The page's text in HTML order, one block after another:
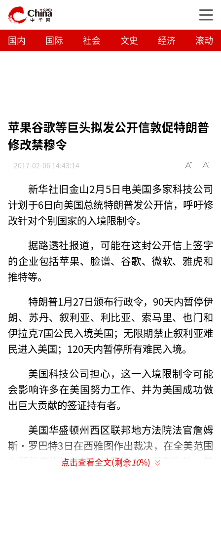
国内 国际 社会 文史 经济 滚动
苹果谷歌等巨头拟发公开信敦促特朗普
修改禁穆令
2017-02-06 14:43:14
新华社旧金山2月5日电美国多家科技公司
计划于6日向美国总统特朗普发公开信，呼吁修
改针对个别国家的入境限制令。
据路透社报道，可能在这封公开信上签字
的企业包括苹果、脸谱、谷歌、微软、雅虎和
推特等。
特朗普1月27日颁布行政令，90天内暂停伊
朗、苏丹、叙利亚、利比亚、索马里、也门和
伊拉克7国公民入境美国；无限期禁止叙利亚难
民进入美国；120天内暂停所有难民入境。
美国科技公司担心，这一入境限制令可能
会影响许多在美国努力工作、并为美国成功做
出巨大贡献的签证持有者。
美国华盛顿州西区联邦地方法院法官詹姆
斯·罗巴特3日在西雅图作出裁决，在全美范围
内暂停实施特朗普入境限制令，即刻生效。美
点击查看全文(剩余10%)